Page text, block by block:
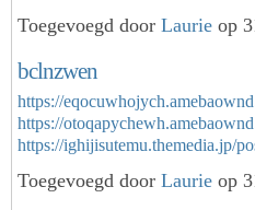
Toegevoegd door Laurie op
bclnzwen
https://
https://
https://ighijisutemu.themedia.jp/
Toegevoegd door Laurie op